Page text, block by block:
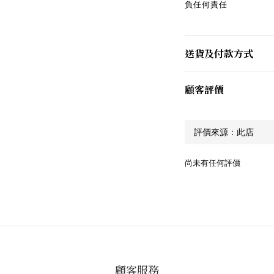
負任何責任
送貨及付款方式
顧客評價
尚未有任何評價
顧客服務